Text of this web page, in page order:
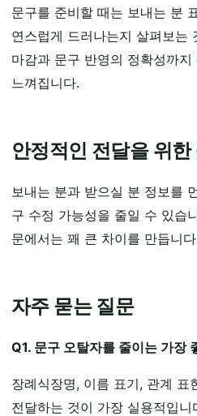
문구를 준비할 때는 보내는 분
연스럽게 드러나는지 살펴보는
마감과 문구 반영의 정확성까
느껴집니다.
안정적인 전달을 위한
보내는 분과 받으실 분 정보를
구 수정 가능성을 줄일 수 있습
문에서는 꽤 큰 차이를 만듭니
자주 묻는 질문
Q1. 문구 오탈자를 줄이는 가장
장례식장명, 이름 표기, 관계 표
전달하는 것이 가장 실용적입니